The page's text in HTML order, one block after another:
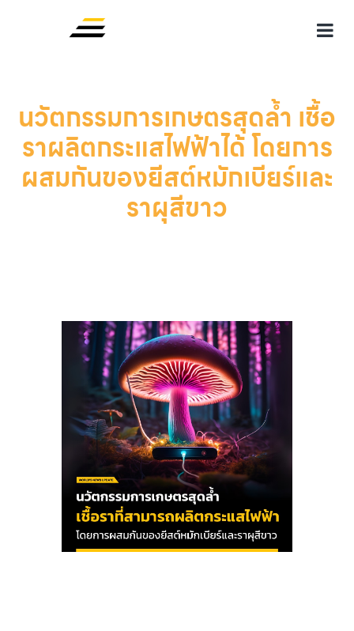
นวัตกรรมการเกษตรสุดล้ำ เชื้อ
ราผลิตกระแสไฟฟ้าได้ โดยการ
ผสมกันของยีสต์หมักเบียร์และ
ราผุสีขาว